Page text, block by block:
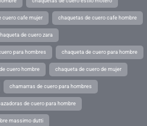
cuero cafe mujer chaquetas de cuero cafe hombre
de cuero zara
para hombres chaqueta de cuero para hombre
cuero hombre chaqueta de cuero de mujer
chamarras de cuero para hombres
de cuero para hombre
massimo dutti